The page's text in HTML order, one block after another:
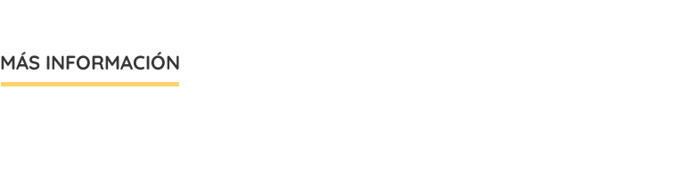
MÁS INFORMACIÓN